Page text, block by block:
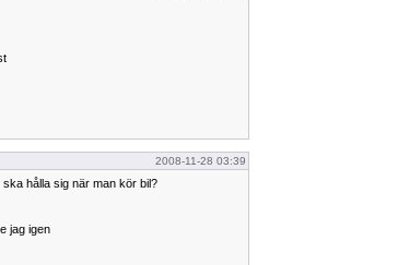
2008-11-28 03:39
hålla sig när man kör bil?
jag igen